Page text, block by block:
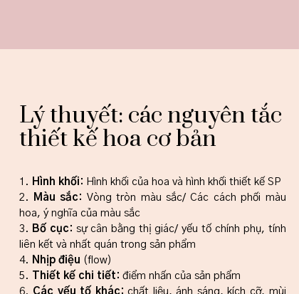
1. Hình khối: Hình khối của hoa và hình khối thiết kế SP
2.
Màu sắc: Vòng tròn màu sắc/ Các cách phối màu
hoa, ý nghĩa của màu sắc
3. Bố cục: sự cân bằng thị giác/ yếu tố chính phụ, tính
liên kết và nhất quán trong sản phẩm
4. Nhịp điệu (flow)
5. Thiết kế chi tiết: điểm nhấn của sản phẩm
6. Các yếu tố khác: chất liệu, ánh sáng, kích cỡ, mùi
Lý thuyết: các nguyên tắc
thiết kế hoa cơ bản